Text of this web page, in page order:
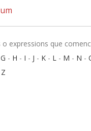
o expressions que
G - H - I - J - K - L - M - N -
Z